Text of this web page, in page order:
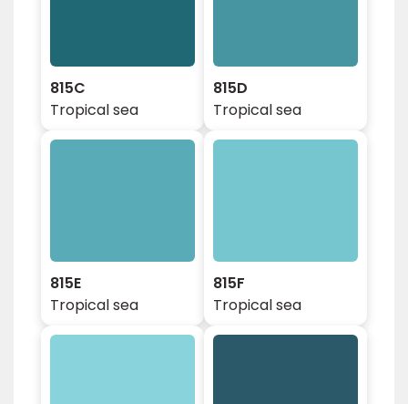
815C
Tropical sea
815D
Tropical sea
815E
Tropical sea
815F
Tropical sea